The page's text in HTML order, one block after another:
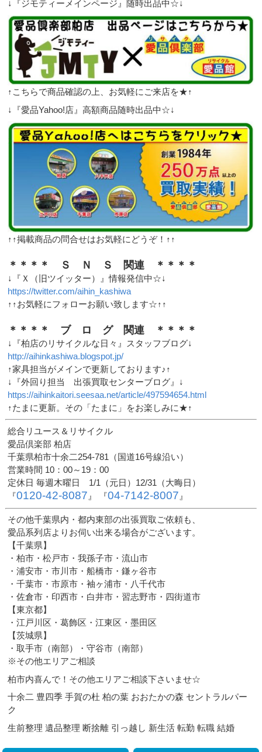
↓『ジモティーメインページ』随時出品中☆↓
↑こちらで商品確認の上、お気軽にご来店を★↑
↓『愛品Yahoo!店』高額商品随時出品中☆↓
↑↑掲載商品の問合せはお気軽にどうぞ！↑↑
＊＊＊＊ Ｓ Ｎ Ｓ 関連 ＊＊＊＊
↓『Ｘ（旧ツイッター）』情報発信中☆↓
https://twitter.com/aihin_kashiwa
↑↑お気軽にフォローお願い致します☆↑↑
＊＊＊＊ ブ ロ グ 関連 ＊＊＊＊
↓『柏店のリサイクルな日々』スタッフブログ↓
http://aihinkashiwa.blogspot.jp/
↑家具担当がメインで更新しております♪↑
↓『外回り担当 出張買取センターブログ』↓
https://aihinkaitori.seesaa.net/article/497594654.html
↑たまに更新。その「たまに」をお楽しみに★↑
総合リユース＆リサイクル
愛品倶楽部 柏店
千葉県柏市十余二254-781（国道16号線沿い）
営業時間 10：00～19：00
定休日 毎週木曜日 1/1（元日）12/31（大晦日）
『0120-42-8087 』 『04-7142-8007 』
その他千葉県内・都内東部の出張買取ご依頼も、
愛品系列店よりお伺い出来る場合がございます。
【千葉県】
・柏市・松戸市・我孫子市・流山市
・浦安市・市川市・船橋市・鎌ヶ谷市
・千葉市・市原市・袖ヶ浦市・八千代市
・佐倉市・印西市・白井市・習志野市・四街道市
【東京都】
・江戸川区・葛飾区・江東区・墨田区
【茨城県】
・取手市（南部）・守谷市（南部）
※その他エリアご相談
柏市内喜んで！その他エリアご相談下さいませ☆
十余二 豊四季 手賀の杜 柏の葉 おおたかの森 セントラルパー
ク
生前整理 遺品整理 断捨離 引っ越し 新生活 転勤 転職 結婚